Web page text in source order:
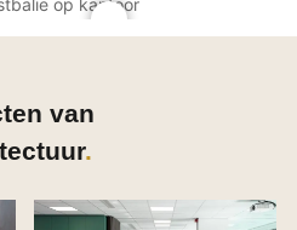
van